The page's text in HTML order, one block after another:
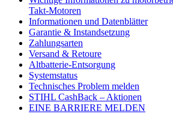
Takt-Motoren
Informationen und Datenblätter
Garantie & Instandsetzung
Zahlungsarten
Versand & Retoure
Altbatterie-Entsorgung
Systemstatus
Technisches Problem melden
STIHL CashBack – Aktionen
EINE BARRIERE MELDEN